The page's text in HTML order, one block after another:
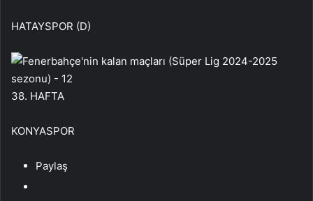
HATAYSPOR (D)
38. HAFTA
KONYASPOR
Paylaş